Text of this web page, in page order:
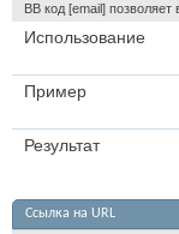
BB код [email]
Использование
Пример
Результат
Ссылка на URL